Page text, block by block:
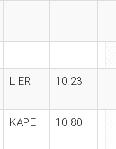
LIER 10.23
KAPE 10.80